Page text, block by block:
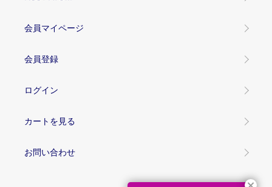
会員マイページ
会員登録
ログイン
カートを見る
お問い合わせ